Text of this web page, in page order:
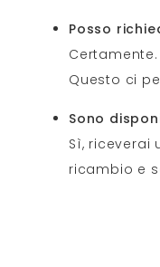
Posso
Questo ci
Sono
Sì, riceverai
ricambio e